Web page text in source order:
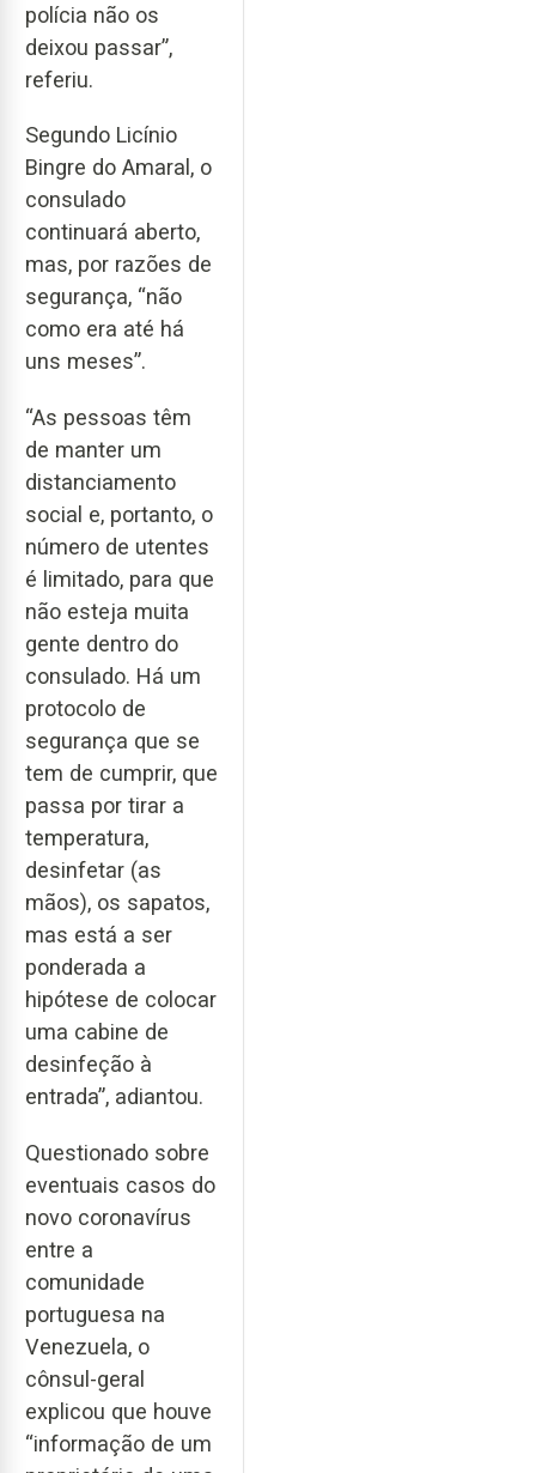
polícia não os
deixou passar”,
referiu.
Segundo Licínio
Bingre do Amaral, o
consulado
continuará aberto,
mas, por razões de
segurança, “não
como era até há
uns meses”.
“As pessoas têm
de manter um
distanciamento
social e, portanto, o
número de utentes
é limitado, para que
não esteja muita
gente dentro do
consulado. Há um
protocolo de
segurança que se
tem de cumprir, que
passa por tirar a
temperatura,
desinfetar (as
mãos), os sapatos,
mas está a ser
ponderada a
hipótese de colocar
uma cabine de
desinfeção à
entrada”, adiantou.
Questionado sobre
eventuais casos do
novo coronavírus
entre a
comunidade
portuguesa na
Venezuela, o
cônsul-geral
explicou que houve
“informação de um